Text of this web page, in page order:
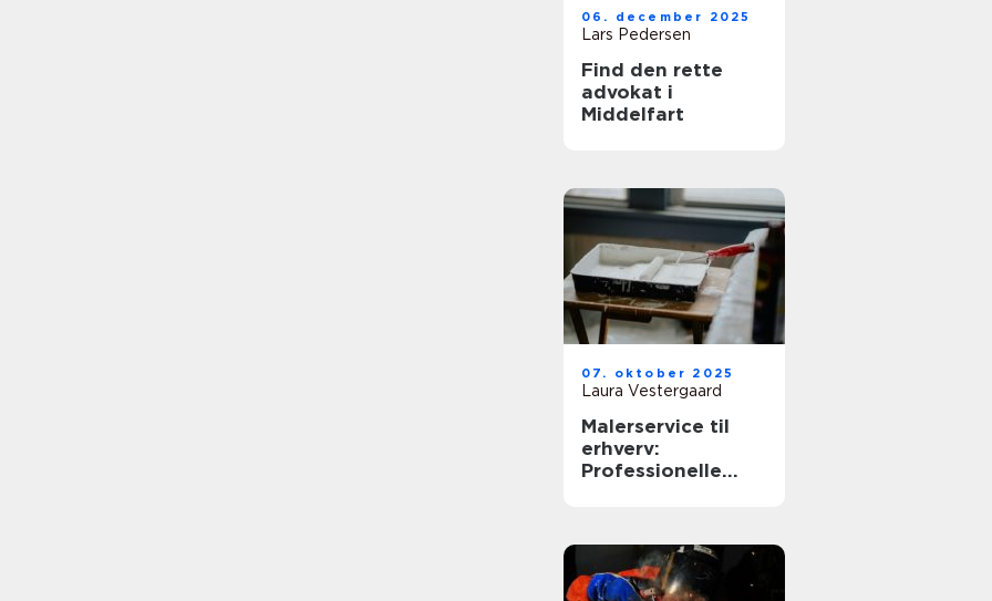
06. december 2025
Lars Pedersen
Find den rette
advokat i
Middelfart
07. oktober 2025
Laura Vestergaard
Malerservice til
erhverv:
Professionelle